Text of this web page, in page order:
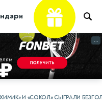
Таблицы Матчи
...
...
И «СОКОЛ» СЫГРАЛИ